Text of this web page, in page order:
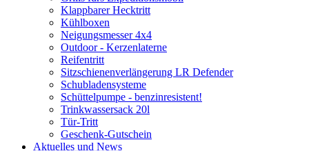
Klappbarer Hecktritt
Kühlboxen
Neigungsmesser 4x4
Outdoor - Kerzenlaterne
Reifentritt
Sitzschienenverlängerung LR Defender
Schubladensysteme
Schüttelpumpe - benzinresistent!
Trinkwassersack 20l
Tür-Tritt
Geschenk-Gutschein
Aktuelles und News